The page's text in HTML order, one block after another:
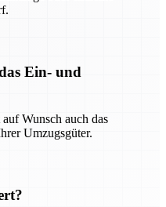
Ein- und
Wunsch auch das
Umzugsgüter.